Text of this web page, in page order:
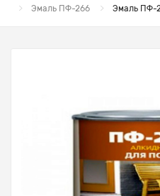
Эмаль ПФ-266
Эмаль ПФ-